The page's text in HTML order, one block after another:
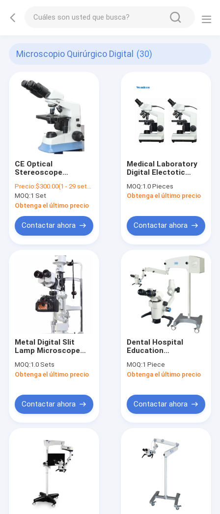
Microscopio Quirúrgico Digital (30)
CE Optical
Stereoscope
Metallurgical
Polarization
Measurement Digital
Inverted Fluorescent
Biological
Microscope KGW-N-
Precio:$300.00(1 - 29 sets) $260.00(>=30 sets)
MOQ:1 Set
Obtenga el último precio
Contactar ahora
Medical Laboratory
Digital Electotic
Surgical Microscope
Used Microscopes
MOQ:1.0 Pieces
Obtenga el último precio
Contactar ahora
Metal Digital Slit
Lamp Microscope
MOQ:1.0 Sets
Obtenga el último precio
Contactar ahora
Dental Hospital
Education
Video Surgical
Operating
MOQ:1 Piece
Obtenga el último precio
Contactar ahora